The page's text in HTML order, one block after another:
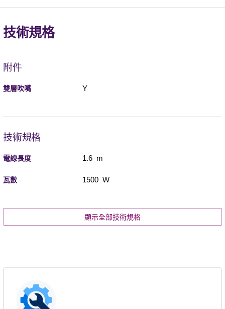
技術規格
附件
雙層吹嘴 Y
技術規格
電線長度 1.6 m
瓦數 1500 W
顯示全部技術規格